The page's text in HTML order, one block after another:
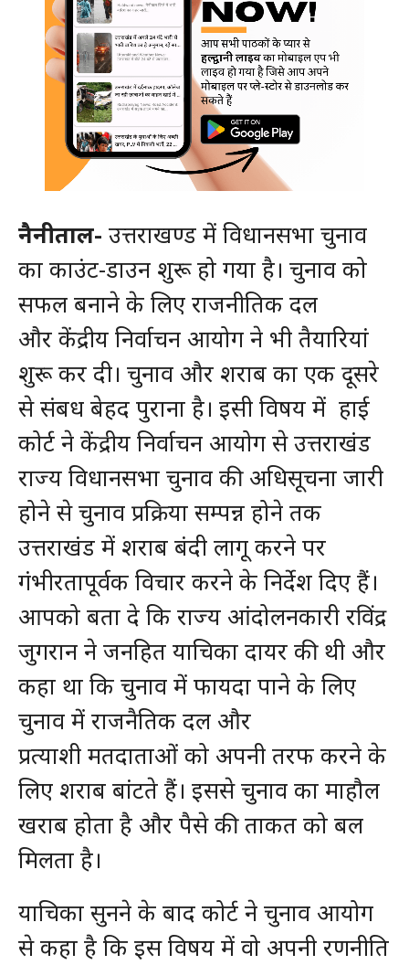
नैनीताल- उत्तराखण्ड में विधानसभा चुनाव
का काउंट-डाउन शुरू हो गया है। चुनाव को
सफल बनाने के लिए राजनीतिक दल
और केंद्रीय निर्वाचन आयोग ने भी तैयारियां
शुरू कर दी। चुनाव और शराब का एक दूसरे
से संबध बेहद पुराना है। इसी विषय में हाई
कोर्ट ने केंद्रीय निर्वाचन आयोग से उत्तराखंड
राज्य विधानसभा चुनाव की अधिसूचना जारी
होने से चुनाव प्रक्रिया सम्पन्न होने तक
उत्तराखंड में शराब बंदी लागू करने पर
गंभीरतापूर्वक विचार करने के निर्देश दिए हैं।
आपको बता दे कि राज्य आंदोलनकारी रविंद्र
जुगरान ने जनहित याचिका दायर की थी और
कहा था कि चुनाव में फायदा पाने के लिए
चुनाव में राजनैतिक दल और
प्रत्याशी मतदाताओं को अपनी तरफ करने के
लिए शराब बांटते हैं। इससे चुनाव का माहौल
खराब होता है और पैसे की ताकत को बल
मिलता है।
याचिका सुनने के बाद कोर्ट ने चुनाव आयोग
से कहा है कि इस विषय में वो अपनी रणनीति